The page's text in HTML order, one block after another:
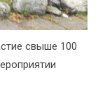
свыше 100